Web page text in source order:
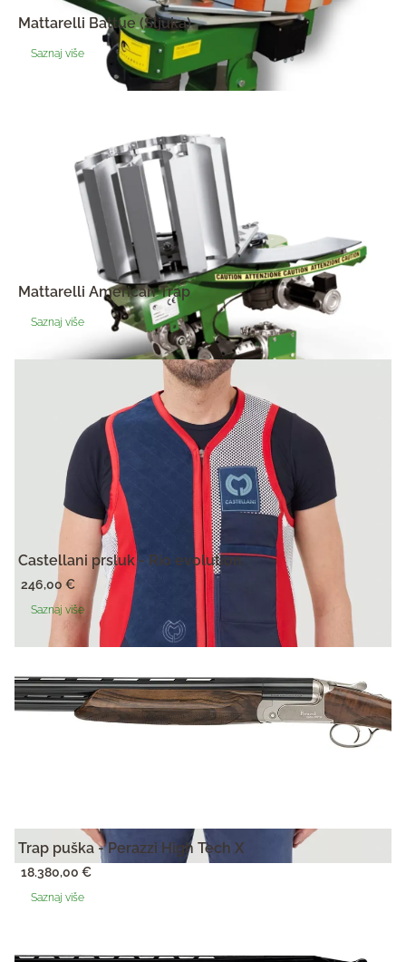
Mattarelli Battue (Šljuka)
Saznaj više
Mattarelli American Trap
Saznaj više
Castellani prsluk - Rio evolution
246,00€
Saznaj više
Trap puška - Perazzi High Tech X
18.380,00€
Saznaj više